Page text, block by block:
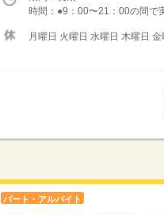
時間：●9：00〜21：00の間で
月曜日 火曜日 水曜日 木曜日
パート・アルバイト